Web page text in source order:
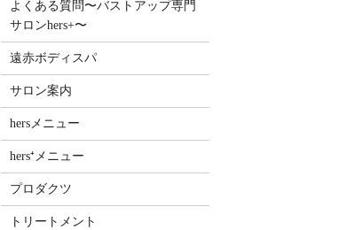
よくある質問〜バストアップ専門
サロンhers+〜
遠赤ボディスパ
サロン案内
hersメニュー
hers⁺メニュー
プロダクツ
トリートメント